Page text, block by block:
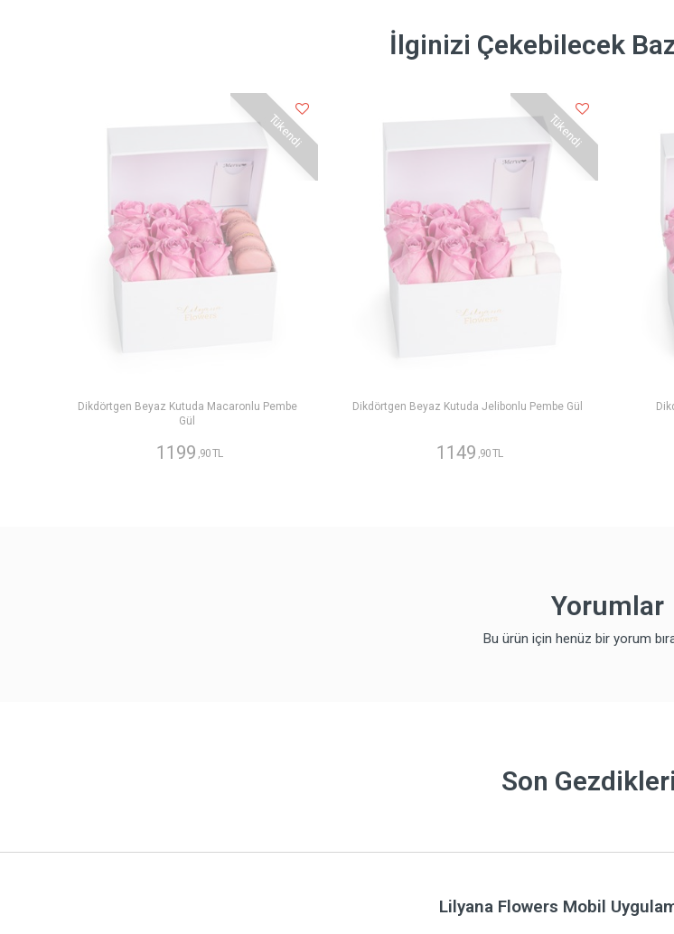
İlginizi Çekebilecek
Tükendi
Dikdörtgen Beyaz Kutuda Macaronlu Pembe
Gül
1199 ,90 TL
Tükendi
Dikdörtgen Beyaz Kutuda Jelibonlu Pembe Gül
1149 ,90 TL
Yorumlar
Bu ürün için henüz bir yorum
Son
Lilyana Flowers Mobil